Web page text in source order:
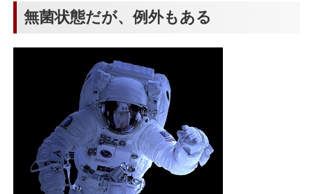
無菌状態だが、例外もある